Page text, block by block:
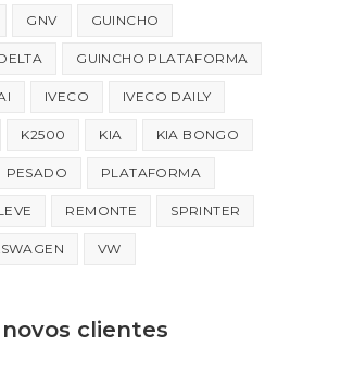
GNV GUINCHO
GUINCHO PLATAFORMA
IVECO IVECO DAILY
K2500 KIA KIA BONGO
PESADO PLATAFORMA
REMONTE SPRINTER
VW
clientes